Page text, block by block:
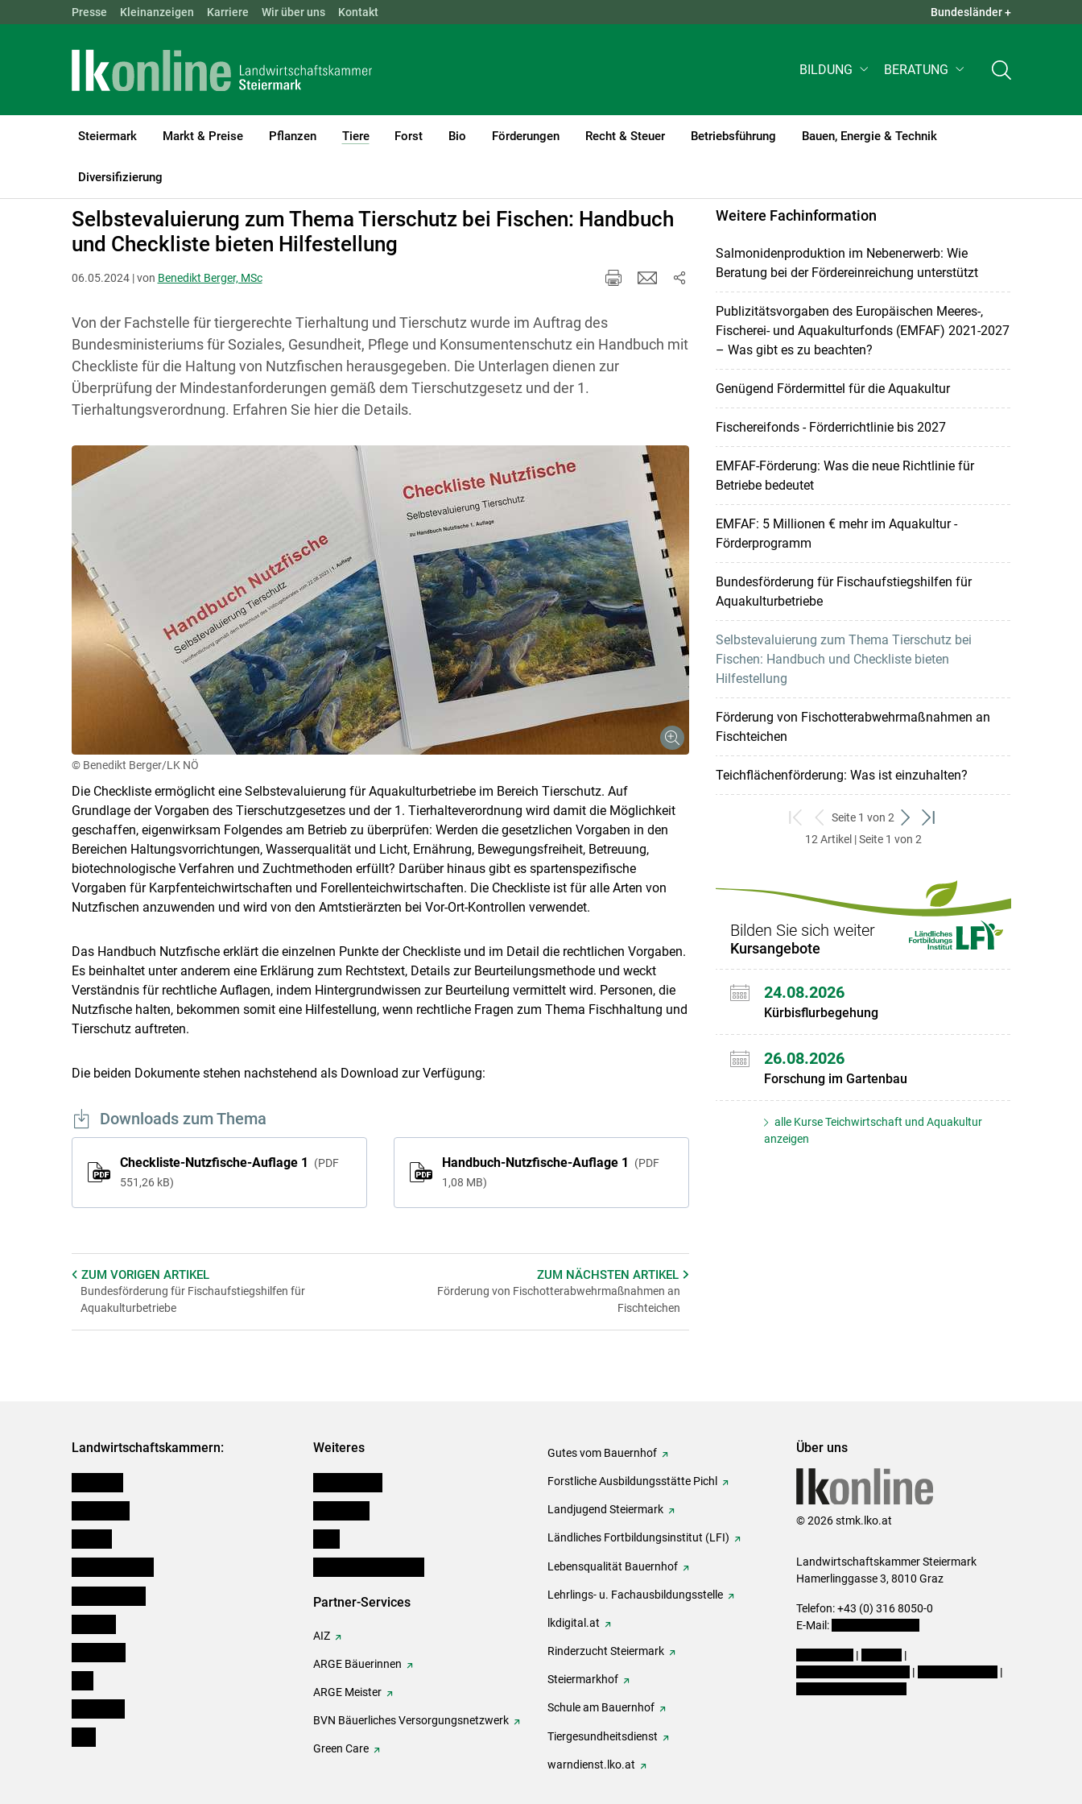
Skip to main content
Landwirtschaftskammern: ÖSTERREICH BGLD KTN NÖ QUICK LINKS +
Presse Kleinanzeigen Karriere Wir über uns Kontakt Bundesländer +
BILDUNG BERATUNG
Steiermark Markt & Preise Pflanzen Tiere
(current)1
Forst Bio Förderungen Recht & Steuer Betriebsführung Bauen, Energie & Technik
Diversifizierung
LK Steiermark Tiere
Selbstevaluierung zum Thema Tierschutz bei Fischen: Handbuch
und Checkliste bieten Hilfestellung
06.05.2024 | von Benedikt Berger, MSc
Von der Fachstelle für tiergerechte Tierhaltung und Tierschutz wurde im Auftrag des
Bundesministeriums für Soziales, Gesundheit, Pflege und Konsumentenschutz ein Handbuch mit
Checkliste für die Haltung von Nutzfischen herausgegeben. Die Unterlagen dienen zur
Überprüfung der Mindestanforderungen gemäß dem Tierschutzgesetz und der 1.
Tierhaltungsverordnung. Erfahren Sie hier die Details.
© Benedikt Berger/LK NÖ
Die Checkliste ermöglicht eine Selbstevaluierung für Aquakulturbetriebe im Bereich Tierschutz. Auf
Grundlage der Vorgaben des Tierschutzgesetzes und der 1. Tierhalteverordnung wird damit die Möglichkeit
geschaffen, eigenwirksam Folgendes am Betrieb zu überprüfen: Werden die gesetzlichen Vorgaben in den
Bereichen Haltungsvorrichtungen, Wasserqualität und Licht, Ernährung, Bewegungsfreiheit, Betreuung,
biotechnologische Verfahren und Zuchtmethoden erfüllt? Darüber hinaus gibt es spartenspezifische
Vorgaben für Karpfenteichwirtschaften und Forellenteichwirtschaften. Die Checkliste ist für alle Arten von
Nutzfischen anzuwenden und wird von den Amtstierärzten bei Vor-Ort-Kontrollen verwendet.
Das Handbuch Nutzfische erklärt die einzelnen Punkte der Checkliste und im Detail die rechtlichen Vorgaben.
Es beinhaltet unter anderem eine Erklärung zum Rechtstext, Details zur Beurteilungsmethode und weckt
Verständnis für rechtliche Auflagen, indem Hintergrundwissen zur Beurteilung vermittelt wird. Personen, die
Nutzfische halten, bekommen somit eine Hilfestellung, wenn rechtliche Fragen zum Thema Fischhaltung und
Tierschutz auftreten.
Die beiden Dokumente stehen nachstehend als Download zur Verfügung:
Downloads zum Thema
Checkliste-Nutzfische-Auflage 1
PDF
551,26 kB
Handbuch-Nutzfische-Auflage 1
PDF
1,08 MB
ZUM VORIGEN ARTIKEL
Bundesförderung für Fischaufstiegshilfen für
Aquakulturbetriebe
ZUM NÄCHSTENARTIKEL
Förderung von Fischotterabwehrmaßnahmen an
Fischteichen
Weitere Fachinformation
Salmonidenproduktion im Nebenerwerb: Wie
Beratung bei der Fördereinreichung unterstützt
Publizitätsvorgaben des Europäischen Meeres-,
Fischerei- und Aquakulturfonds (EMFAF) 2021-2027
– Was gibt es zu beachten?
Genügend Fördermittel für die Aquakultur
Fischereifonds - Förderrichtlinie bis 2027
EMFAF-Förderung: Was die neue Richtlinie für
Betriebe bedeutet
EMFAF: 5 Millionen € mehr im Aquakultur -
Förderprogramm
Bundesförderung für Fischaufstiegshilfen für
Aquakulturbetriebe
Selbstevaluierung zum Thema Tierschutz bei
Fischen: Handbuch und Checkliste bieten
Hilfestellung
Förderung von Fischotterabwehrmaßnahmen an
Fischteichen
Teichflächenförderung: Was ist einzuhalten?
zum
ersten
zurück
zum
Seite 1 von 2
weiter
zum
zum
12 Artikel | Seite 1 von 2
Bilden Sie sich weiter
Kursangebote
24.08.2026
Kürbisflurbegehung
26.08.2026
Forschung im Gartenbau
alle Kurse Teichwirtschaft und Aquakultur
anzeigen
Landwirtschaftskammern: Weiteres
Partner-Services
AIZ
ARGE Bäuerinnen
ARGE Meister
BVN Bäuerliches Versorgungsnetzwerk
Green Care
Gutes vom Bauernhof
Forstliche Ausbildungsstätte Pichl
Landjugend Steiermark
Ländliches Fortbildungsinstitut (LFI)
Lebensqualität Bauernhof
Lehrlings- u. Fachausbildungsstelle
lkdigital.at
Rinderzucht Steiermark
Steiermarkhof
Schule am Bauernhof
Tiergesundheitsdienst
warndienst.lko.at
Über uns
© 2026 stmk.lko.at
Landwirtschaftskammer Steiermark
Hamerlinggasse 3, 8010 Graz
Telefon: +43 (0) 316 8050-0
E-Mail:
|
|
|
|